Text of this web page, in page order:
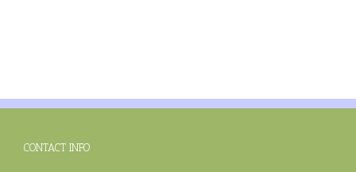
CONTACT INFO